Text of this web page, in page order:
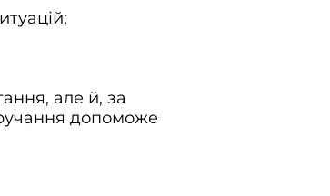
але й, за
допоможе